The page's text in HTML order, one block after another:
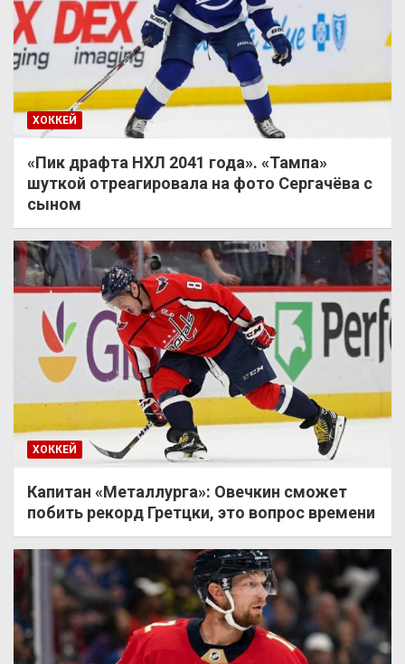
ХОККЕЙ
«Пик драфта НХЛ 2041 года». «Тампа»
шуткой отреагировала на фото Сергачёва с
сыном
ХОККЕЙ
Капитан «Металлурга»: Овечкин сможет
побить рекорд Гретцки, это вопрос времени